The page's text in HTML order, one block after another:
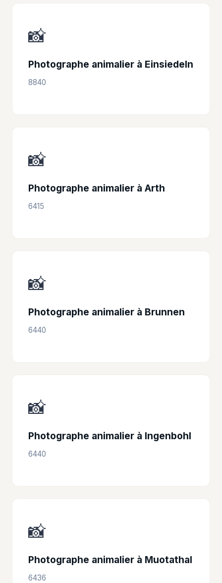
📸
Photographe animalier à Einsiedeln
8840
📸
Photographe animalier à Arth
6415
📸
Photographe animalier à Brunnen
6440
📸
Photographe animalier à Ingenbohl
6440
📸
Photographe animalier à Muotathal
6436